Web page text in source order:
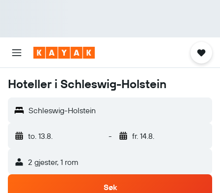
Hoteller i Schleswig-Holstein
Schleswig-Holstein
to. 13.8. - fr. 14.8.
2 gjester, 1 rom
Søk